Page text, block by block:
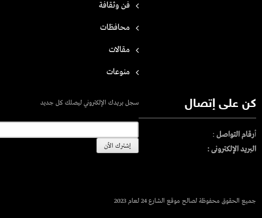
فن وثقافة
محافظات
مقالات
منوعات
كن على إتصال
أرقام التواصل :
البريد الإلكترونى :
سجل بريدك الإلكتروني ليصلك كل جديد
جميع الحقوق محفوظة لصالح موقع الشارع 24 لعام 2023